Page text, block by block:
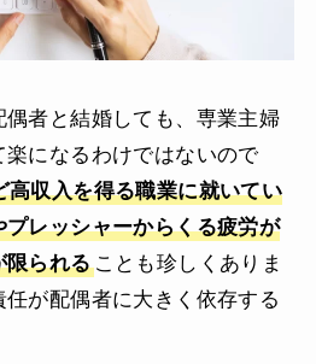
者と結婚しても、専業主婦
楽になるわけではないので
高収入を得る職業に就いてい
レッシャーからくる疲労が
限られることも珍しくありま
が配偶者に大きく依存する